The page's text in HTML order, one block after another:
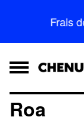
Frais
Roa